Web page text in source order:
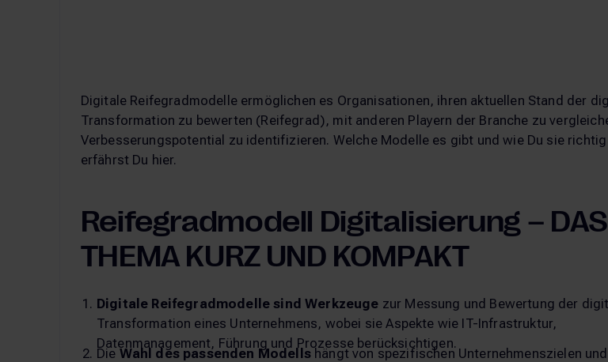
Digitale Reifegradmodelle ermöglichen es Organisationen, ihren aktuellen Stand der
Transformation zu bewerten (Reifegrad), mit anderen Playern der Branche zu
Verbesserungspotential zu identifizieren. Welche Modelle es gibt und wie Du sie
erfährst Du hier.
Reifegradmodell Digitalisierung – DAS
THEMA KURZ UND KOMPAKT
Digitale Reifegradmodelle sind Werkzeuge zur Messung und Bewertung der
Transformation eines Unternehmens, wobei sie Aspekte wie IT-Infrastruktur,
Datenmanagement, Führung und Prozesse berücksichtigen.
Die Wahl des passenden Modellshängt von spezifischen Unternehmenszielen